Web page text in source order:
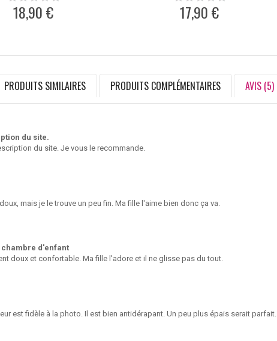
18,90 € 17,90 €
PRODUITS SIMILAIRES PRODUITS COMPLÉMENTAIRES AVIS (5)
du site.
du site. Je vous le recommande.
mais je le trouve un peu fin. Ma fille l'aime bien donc ça va.
d'enfant
doux et confortable. Ma fille l'adore et il ne glisse pas du tout.
est fidèle à la photo. Il est bien antidérapant. Un peu plus épais serait parfait.